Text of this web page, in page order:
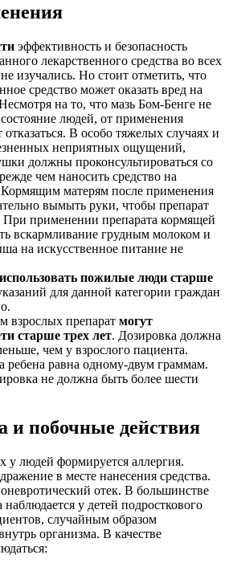
эффективность и безопасность
лекарственного средства во всех
изучались. Но стоит отметить, что
средство может оказать вред на
на то, что мазь Бом-Бенге не
людей, от применения
отказаться. В особо тяжелых случаях и
неприятных ощущений,
должны проконсультироваться со
чем наносить средство на
матерям после применения
вымыть руки, чтобы препарат
При применении препарата кормящей
вскармливание грудным молоком и
на искусственное питание не
пожилые люди старше
для данной категории граждан
взрослых препарат могут
старше трех лет. Дозировка должна
чем у взрослого пациента.
ребена равна одному-двум граммам.
не должна быть более шести
и побочные действия
у людей формируется аллергия.
в месте нанесения средства.
отек. В большинстве
наблюдается у детей подросткового
случайным образом
организма. В качестве